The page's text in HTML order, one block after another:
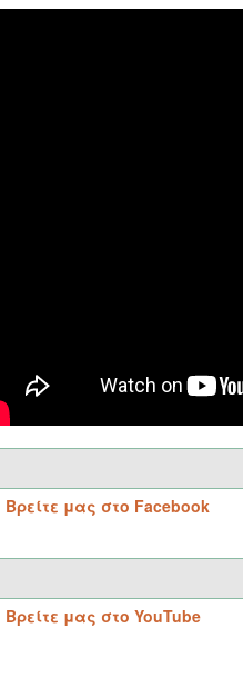
Βρείτε μας στο Facebook
Βρείτε μας στο YouTube